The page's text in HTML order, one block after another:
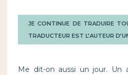
JE CONTINUE DE TRADUIRE
TRADUCTEUR EST L’AUTEUR
Me dit-on aussi un jour. Un